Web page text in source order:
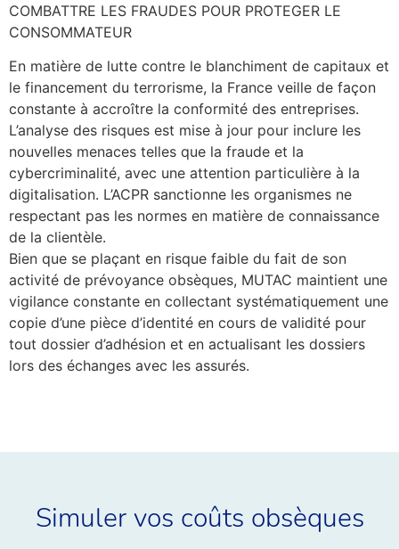
COMBATTRE LES FRAUDES POUR PROTEGER LE
CONSOMMATEUR
En matière de lutte contre le blanchiment de capitaux et
le financement du terrorisme, la France veille de façon
constante à accroître la conformité des entreprises.
L’analyse des risques est mise à jour pour inclure les
nouvelles menaces telles que la fraude et la
cybercriminalité, avec une attention particulière à la
digitalisation. L’ACPR sanctionne les organismes ne
respectant pas les normes en matière de connaissance
de la clientèle.
Bien que se plaçant en risque faible du fait de son
activité de prévoyance obsèques, MUTAC maintient une
vigilance constante en collectant systématiquement une
copie d’une pièce d’identité en cours de validité pour
tout dossier d’adhésion et en actualisant les dossiers
lors des échanges avec les assurés.
Simuler vos coûts obsèques